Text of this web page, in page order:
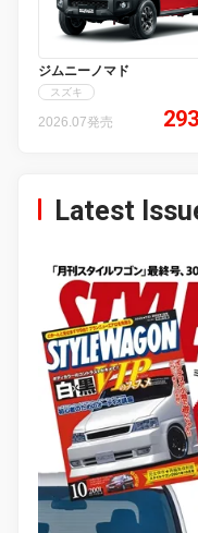
ジムニーノマド
スズキ
2026.07発売 293
Latest